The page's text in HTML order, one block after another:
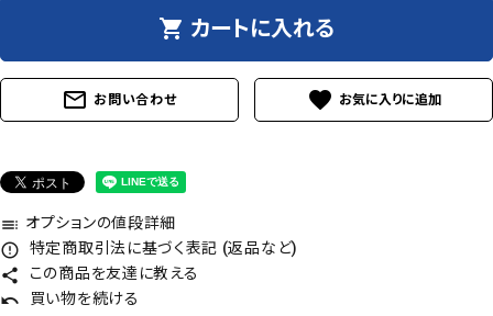
shopping_cart カートに入れる
mail_outline お問い合わせ favorite
toc オプションの値段詳細
error_outline 特定商取引法に基づく表記 (返品など)
share この商品を友達に教える
undo 買い物を続ける